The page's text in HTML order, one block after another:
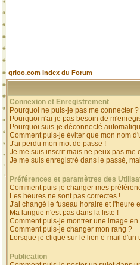
grioo.com Index du Forum
Connexion et Enregistrement
Pourquoi ne puis-je pas me connecter ?
Pourquoi n'ai-je pas besoin de
Pourquoi suis-je déconnecté
Comment puis-je éviter que mon nom
J'ai perdu mon mot de passe !
Je me suis inscrit mais ne peux pas me
Je me suis enregistré dans le passé,
Préférences et paramètres des
Comment puis-je changer mes
Les heures ne sont pas correctes !
J'ai changé le fuseau horaire et l'heure
Ma langue n'est pas dans la liste !
Comment puis-je montrer une image
Comment puis-je changer mon rang ?
Lorsque je clique sur le lien e-mail
Publication